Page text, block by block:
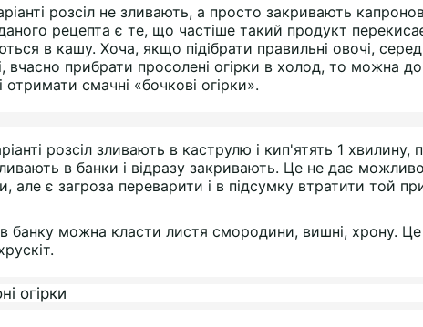
розсіл не зливають, а просто закривають
рецепта є те, що частіше такий продукт перекисає
в кашу. Хоча, якщо підібрати правильні овочі,
вчасно прибрати просолені огірки в холод, то можна
отримати смачні «бочкові огірки».
розсіл зливають в каструлю і кип'ятять 1 хвилину,
в банки і відразу закривають. Це не дає
але є загроза переварити і в підсумку втратити той
банку можна класти листя смородини, вишні, хрону.